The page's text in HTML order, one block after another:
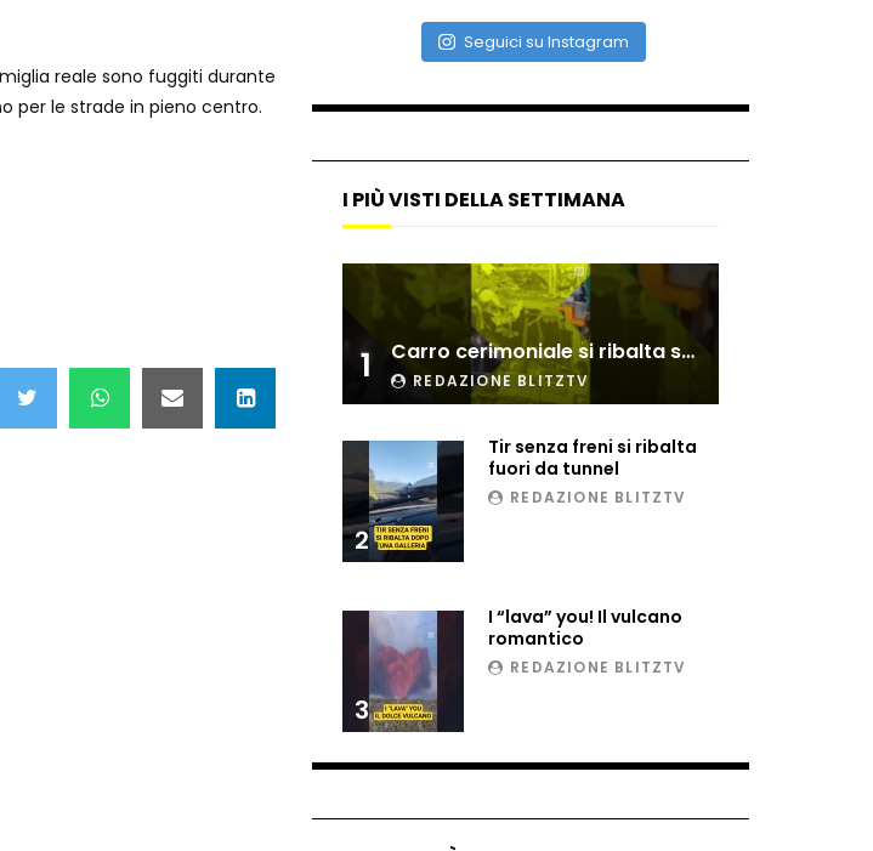
dopo incidente
Nei casinò arriva il cambio
Esplode cabina elettrica
sotterranea
Grattacielo crolla per un
incendio
Ammiocuggino con la ruspa…
reale sono fuggiti durante
per le strade in pieno centro.
Seguici su Instagram
I PIÙ VISTI DELLA SETTIMANA
1 Carro cerimoniale si ribalta sulla folla
REDAZIONE BLITZTV
2
Tir senza freni si ribalta
fuori da tunnel
REDAZIONE BLITZTV
3
I “lava” you! Il vulcano
romantico
REDAZIONE BLITZTV